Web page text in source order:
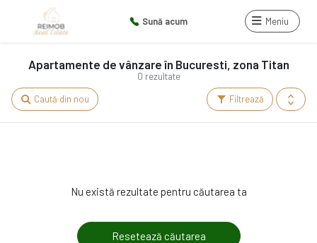
Sună acum Meniu
0 rezultate
Apartamente de vânzare în Bucuresti, zona Titan
Filtrează
Caută din nou
Nu există rezultate pentru căutarea ta
Resetează căutarea